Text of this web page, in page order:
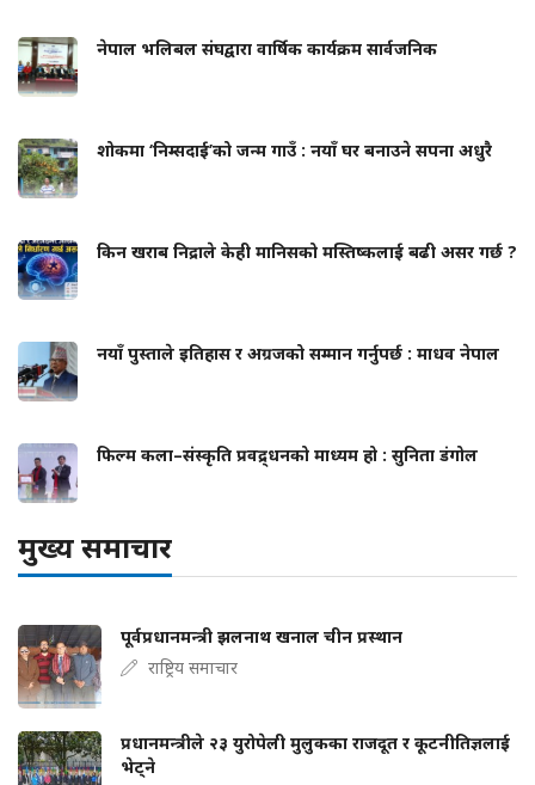
नेपाल भलिबल संघद्वारा वार्षिक कार्यक्रम सार्वजनिक
शोकमा ‘निम्सदाई’को जन्म गाउँ : नयाँ घर बनाउने सपना अधुरै
किन खराब निद्राले केही मानिसको मस्तिष्कलाई बढी असर गर्छ ?
नयाँ पुस्ताले इतिहास र अग्रजको सम्मान गर्नुपर्छ : माधव नेपाल
फिल्म कला–संस्कृति प्रवद्र्धनको माध्यम हो : सुनिता डंगोल
मुख्य समाचार
पूर्वप्रधानमन्त्री झलनाथ खनाल चीन प्रस्थान
राष्ट्रिय समाचार
प्रधानमन्त्रीले २३ युरोपेली मुलुकका राजदूत र कूटनीतिज्ञलाई
भेट्ने